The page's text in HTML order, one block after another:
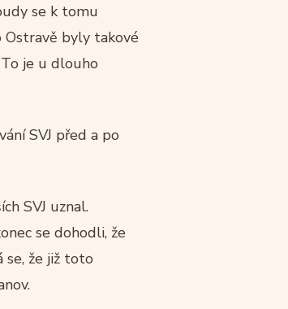
se k tomu
Ostravě byly takové
je u dlouho
SVJ před a po
SVJ uznal.
se dohodli, že
se, že již toto